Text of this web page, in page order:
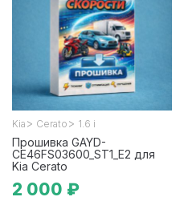
Kia > Cerato > 1.6 i
Прошивка GAYD-
CE46FS03600_ST1_E2 для
Kia Cerato
2 000 ₽